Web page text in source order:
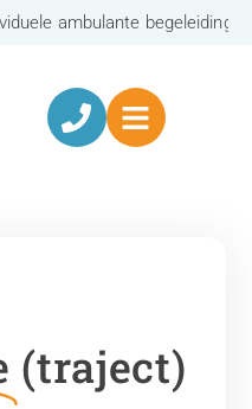
begeleiding
(traject)